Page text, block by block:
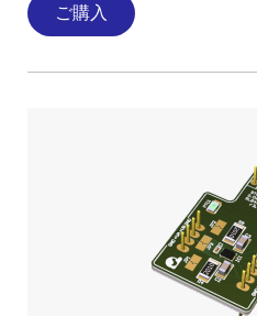
ご購入